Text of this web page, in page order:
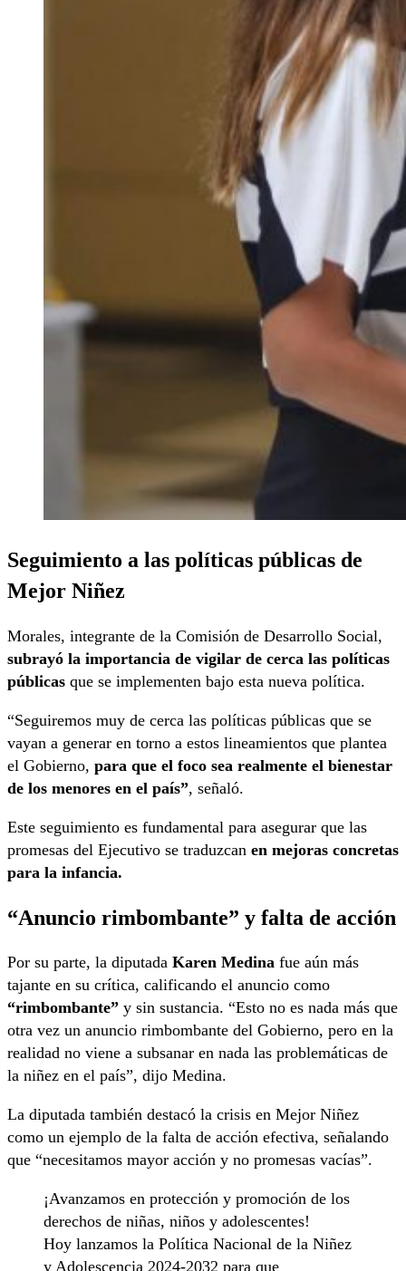
Seguimiento a las políticas públicas de
Mejor Niñez
Morales, integrante de la Comisión de Desarrollo Social,
subrayó la importancia de vigilar de cerca las políticas
públicas que se implementen bajo esta nueva política.
“Seguiremos muy de cerca las políticas públicas que se
vayan a generar en torno a estos lineamientos que plantea
el Gobierno, para que el foco sea realmente el bienestar
de los menores en el país”, señaló.
Este seguimiento es fundamental para asegurar que las
promesas del Ejecutivo se traduzcan en mejoras concretas
para la infancia.
“Anuncio rimbombante” y falta de acción
Por su parte, la diputada Karen Medina fue aún más
tajante en su crítica, calificando el anuncio como
“rimbombante” y sin sustancia. “Esto no es nada más que
otra vez un anuncio rimbombante del Gobierno, pero en la
realidad no viene a subsanar en nada las problemáticas de
la niñez en el país”, dijo Medina.
La diputada también destacó la crisis en Mejor Niñez
como un ejemplo de la falta de acción efectiva, señalando
que “necesitamos mayor acción y no promesas vacías”.
¡Avanzamos en protección y promoción de los
derechos de niñas, niños y adolescentes!
Hoy lanzamos la Política Nacional de la Niñez
y Adolescencia 2024-2032 para que